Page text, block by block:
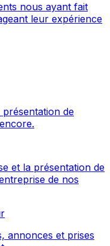
nous ayant fait
leur expérience
de
et la présentation de
de nos
annonces et prises